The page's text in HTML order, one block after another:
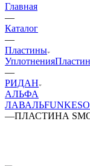
Главная
—
Каталог
—
Пластины
Уплотнения
—
РИДАН
АЛЬФА
ЛАВАЛЬFUNKE
—ПЛАСТИНА SMO